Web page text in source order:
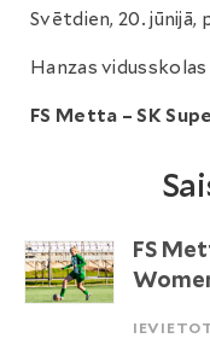
Svētdien, 20. jūnijā,
Hanzas vidusskolas
FS Metta – SK
FS